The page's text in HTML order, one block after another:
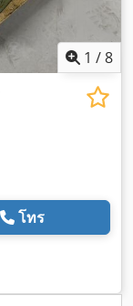
1 /8
โทร